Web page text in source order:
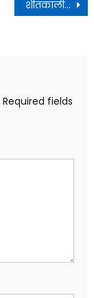
शीतकालीन प्रवास स्थल, मुखीमठ (मुखवा) क्षेत्र में तैयारियों का स्थलीय निरीक्षण किया
Required fields